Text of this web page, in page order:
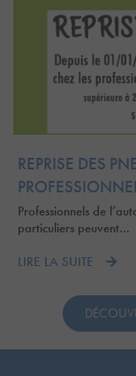
REPRISE DES
Professionnels de
particuliers peuvent…
LIRE LA SUITE